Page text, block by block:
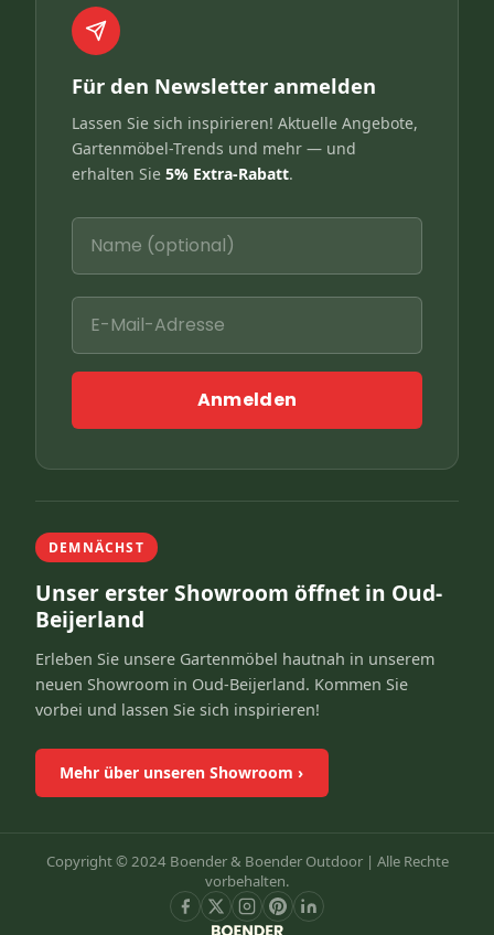
Für den Newsletter anmelden
Lassen Sie sich inspirieren! Aktuelle Angebote,
Gartenmöbel-Trends und mehr — und
erhalten Sie 5% Extra-Rabatt.
Anmelden
DEMNÄCHST
Unser erster Showroom öffnet in Oud-
Beijerland
Erleben Sie unsere Gartenmöbel hautnah in unserem
neuen Showroom in Oud-Beijerland. Kommen Sie
vorbei und lassen Sie sich inspirieren!
Mehr über unseren Showroom ›
Copyright © 2024 Boender & Boender Outdoor | Alle Rechte
vorbehalten.